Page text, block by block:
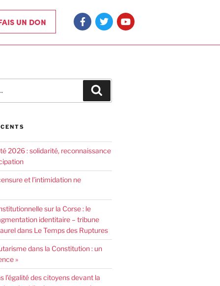
UN DON
2026 : solidarité, reconnaissance
et l’intimidation ne
sur la Corse : le
identitaire – tribune
dans Le Temps des Ruptures
dans la Constitution : un
»
l’égalité des citoyens devant la